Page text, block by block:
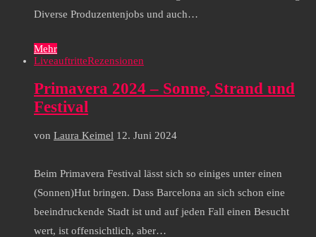
Diverse Produzentenjobs und auch…
Mehr
LiveauftritteRezensionen
Primavera 2024 – Sonne, Strand und
Festival
von Laura Keimel 12. Juni 2024
Beim Primavera Festival lässt sich so einiges unter einen
(Sonnen)Hut bringen. Dass Barcelona an sich schon eine
beeindruckende Stadt ist und auf jeden Fall einen Besucht
wert, ist offensichtlich, aber…